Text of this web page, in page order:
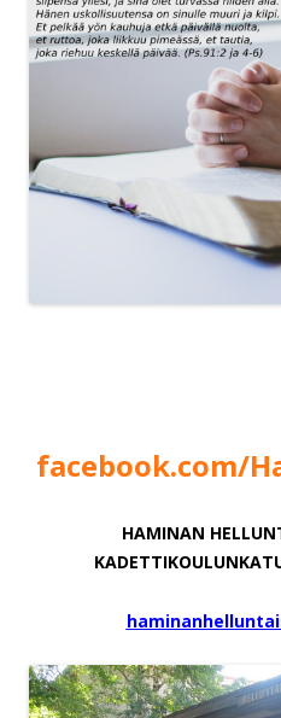
facebook.com/
HAMINAN